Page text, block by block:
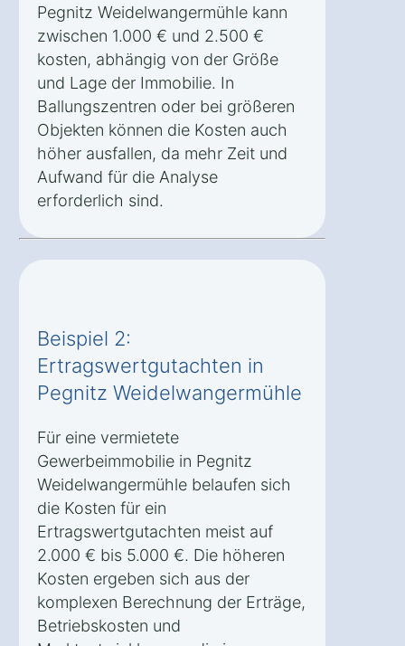
Pegnitz Weidelwangermühle kann
zwischen 1.000 € und 2.500 €
kosten, abhängig von der Größe
und Lage der Immobilie. In
Ballungszentren oder bei größeren
Objekten können die Kosten auch
höher ausfallen, da mehr Zeit und
Aufwand für die Analyse
erforderlich sind.
Beispiel 2:
Ertragswertgutachten in
Pegnitz Weidelwangermühle
Für eine vermietete
Gewerbeimmobilie in Pegnitz
Weidelwangermühle belaufen sich
die Kosten für ein
Ertragswertgutachten meist auf
2.000 € bis 5.000 €. Die höheren
Kosten ergeben sich aus der
komplexen Berechnung der Erträge,
Betriebskosten und